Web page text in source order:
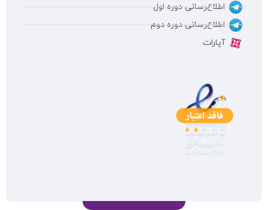
اطلاع‌رسانی دوره اول
اطلاع‌رسانی دوره دوم
آپارات